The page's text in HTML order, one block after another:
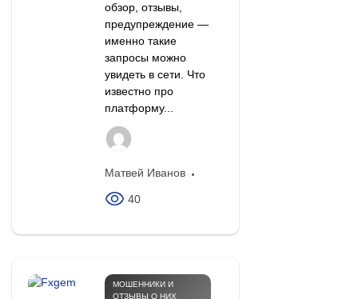
обзор, отзывы,
предупреждение —
именно такие
запросы можно
увидеть в сети. Что
известно про
платформу...
Матвей Иванов
40
МОШЕННИКИ И
ОТЗЫВЫ О НИХ